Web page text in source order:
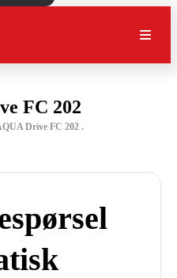
FC 202
Drive FC 202 .